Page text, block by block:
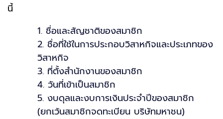
นี้
1. ชื่อและสัญชาติของสมาชิก
2. ชื่อที่ใช้ในการประกอบวิสาหกิจและประเภทของ
วิสาหกิจ
3. ที่ตั้งสำนักงานของสมาชิก
4. วันที่เข้าเป็นสมาชิก
5. งบดุลและงบการเงินประจำปีของสมาชิก
(ยกเว้นสมาชิกจดทะเบียน บริษัทมหาชน)